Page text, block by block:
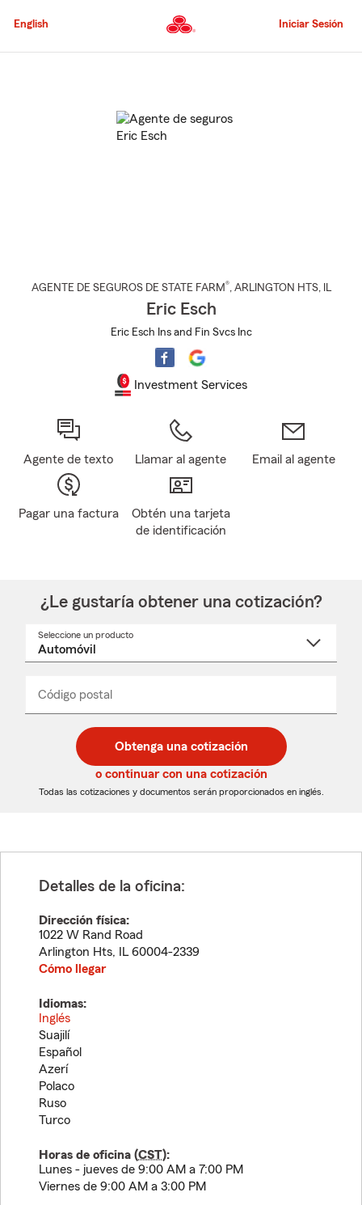
al
principal
English Iniciar Sesión
AGENTE DE SEGUROS DE STATE FARM®, ARLINGTON HTS, IL
Eric Esch
Eric Esch Ins and Fin Svcs Inc
Investment Services
Agente de texto Llamar al agente Email al agente
Pagar una factura
Obtén una tarjeta
de identificación
¿Le gustaría obtener una cotización?
Seleccione un producto
desplegable
Código postal
de
5
dígitos
de
5
dígitos
_____
Obtenga una cotización
o continuar con una cotización
Todas las cotizaciones y documentos serán proporcionados en inglés.
Detalles de la oficina:
Dirección física:
1022 W Rand Road
Arlington Hts, IL 60004-2339
Cómo llegar
Idiomas:
Inglés
Suajilí
Español
Azerí
Polaco
Ruso
Turco
Horas de oficina (CST):
Lunes - jueves de 9:00 AM a 7:00 PM
Viernes de 9:00 AM a 3:00 PM